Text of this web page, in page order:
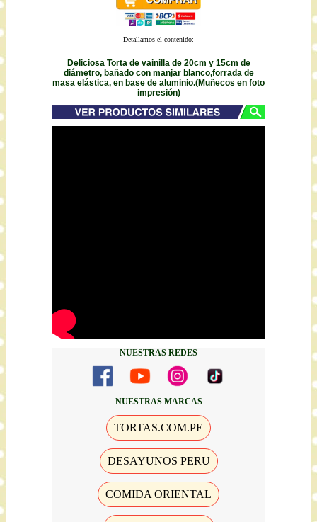
Detallamos el contenido:
Deliciosa Torta de vainilla de 20cm y 15cm de
diámetro, bañado con manjar blanco,forrada de
masa elástica, en base de aluminio.(Muñecos en foto
impresión)
NUESTRAS REDES
NUESTRAS MARCAS
TORTAS.COM.PE
DESAYUNOS PERU
COMIDA ORIENTAL